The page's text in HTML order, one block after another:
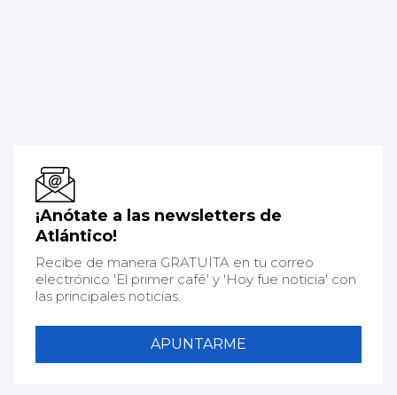
¡Anótate a las newsletters de
Atlántico!
Recibe de manera GRATUITA en tu correo
electrónico 'El primer café' y 'Hoy fue noticia' con
las principales noticias.
APUNTARME